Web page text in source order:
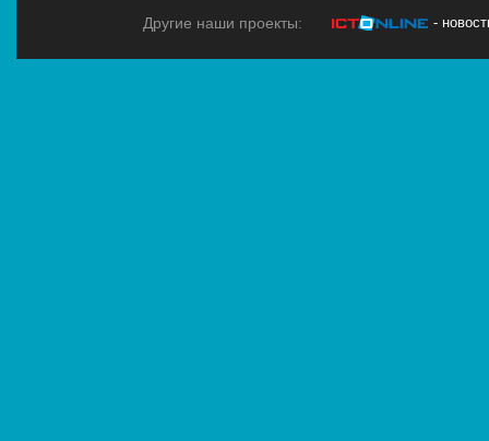
Другие наши проекты: -